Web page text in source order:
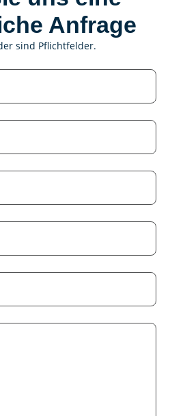
Anfrage
sind Pflichtfelder.